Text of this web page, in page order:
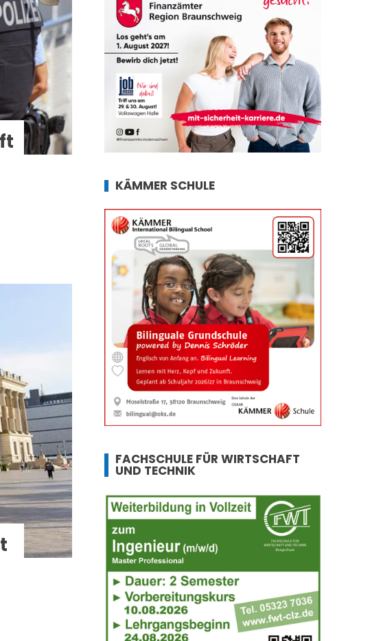
KÄMMER SCHULE
FACHSCHULE FÜR WIRTSCHAFT
UND TECHNIK